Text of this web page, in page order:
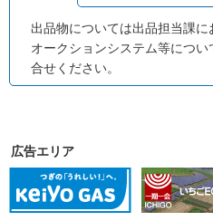
出品物については出品担当課に
オークションシステム等につ
合せください。
広告エリア